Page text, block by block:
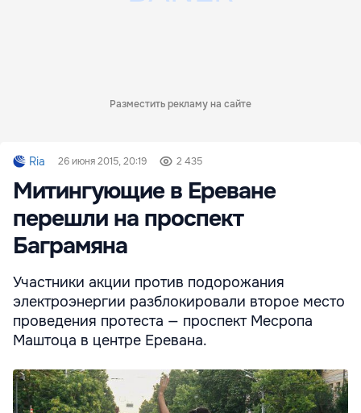
Разместить рекламу на сайте
Ria 26 июня 2015, 20:19 2 435
Митингующие в Ереване
перешли на проспект
Баграмяна
Участники акции против подорожания
электроэнергии разблокировали второе место
проведения протеста — проспект Месропа
Маштоца в центре Еревана.